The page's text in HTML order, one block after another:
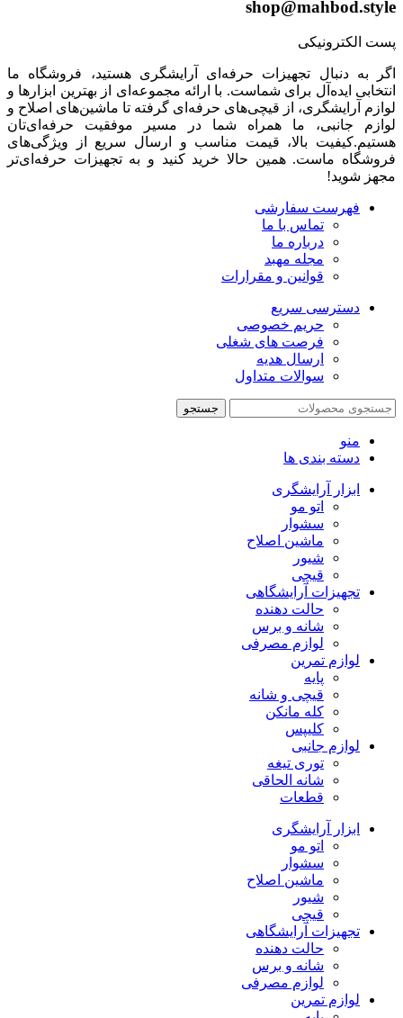
shop@mahbod.style
پست الکترونیکی
اگر به دنبال تجهیزات حرفه‌ای آرایشگری هستید، فروشگاه ما
انتخابی ایده‌آل برای شماست. با ارائه مجموعه‌ای از بهترین ابزارها و
لوازم آرایشگری، از قیچی‌های حرفه‌ای گرفته تا ماشین‌های اصلاح و
لوازم جانبی، ما همراه شما در مسیر موفقیت حرفه‌ای‌تان
هستیم.کیفیت بالا، قیمت مناسب و ارسال سریع از ویژگی‌های
فروشگاه ماست. همین حالا خرید کنید و به تجهیزات حرفه‌ای‌تر
مجهز شوید!
فهرست سفارشی
تماس با ما
درباره ما
مجله مهبد
قوانین و مقرارات
دسترسی سریع
حریم خصوصی
فرصت های شغلی
ارسال هدیه
سوالات متداول
جستجو
منو
دسته بندی ها
ابزار آرایشگری
اتو مو
سشوار
ماشین اصلاح
شیور
قیچی
تجهیزات آرایشگاهی
حالت دهنده
شانه و برس
لوازم مصرفی
لوازم تمرین
پایه
قیچی و شانه
کله مانکن
کلیپس
لوازم جانبی
توری تیغه
شانه الحاقی
قطعات
ابزار آرایشگری
اتو مو
سشوار
ماشین اصلاح
شیور
قیچی
تجهیزات آرایشگاهی
حالت دهنده
شانه و برس
لوازم مصرفی
لوازم تمرین